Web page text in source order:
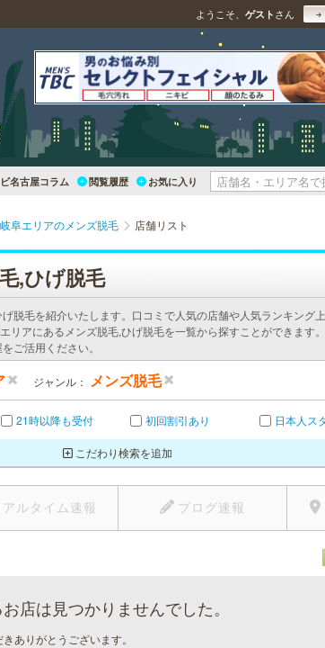
ようこそ、 ゲスト さん
名古屋コラム 閲覧履歴 お気に入り
岐阜エリアのメンズ脱毛 店舗リスト
,ひげ脱毛
脱毛を紹介いたします。口コミで人気の店舗や人気ランキング
リアにあるメンズ脱毛,ひげ脱毛を一覧から探すことができます
ご活用ください。
ジャンル： メンズ脱毛
21時以降も受付 初回割引あり 日本人ス
こだわり検索を追加
アルタイム速報 ブログ速報
店は見つかりませんでした。
ありがとうございます。